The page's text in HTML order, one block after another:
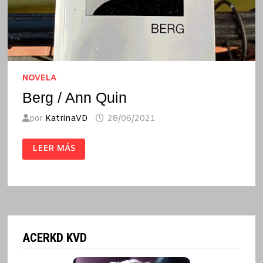
NOVELA
Berg / Ann Quin
por KatrinaVD 28/06/2021
BERG
/
ANN
LEER MÁS
ACERKD KVD